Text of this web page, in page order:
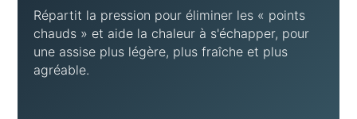
Répartit la pression pour éliminer les « points
chauds » et aide la chaleur à s'échapper, pour
une assise plus légère, plus fraîche et plus
agréable.